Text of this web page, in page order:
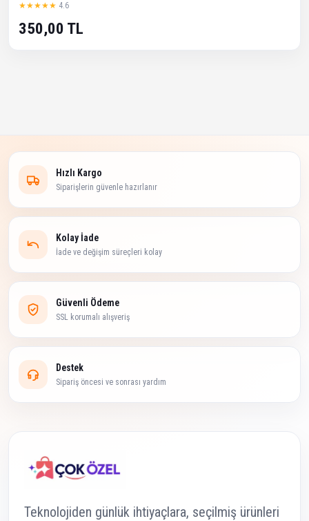
★★★★★ 4.6
350,00 TL
Hızlı Kargo
Siparişlerin güvenle hazırlanır
Kolay İade
İade ve değişim süreçleri kolay
Güvenli Ödeme
SSL korumalı alışveriş
Destek
Sipariş öncesi ve sonrası yardım
Teknolojiden günlük ihtiyaçlara, seçilmiş ürünleri